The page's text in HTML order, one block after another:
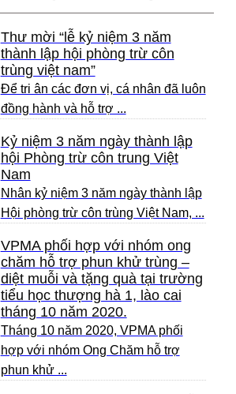
Thư mời “lễ kỷ niệm 3 năm
thành lập hội phòng trừ côn
trùng việt nam”
Để tri ân các đơn vị, cá nhân đã luôn
đồng hành và hỗ trợ ...
Kỷ niệm 3 năm ngày thành lập
hội Phòng trừ côn trung Việt
Nam
Nhân kỷ niệm 3 năm ngày thành lập
Hội phòng trừ côn trùng Việt Nam, ...
VPMA phối hợp với nhóm ong
chăm hỗ trợ phun khử trùng –
diệt muỗi và tặng quà tại trường
tiểu học thượng hà 1, lào cai
tháng 10 năm 2020.
Tháng 10 năm 2020, VPMA phối
hợp với nhóm Ong Chăm hỗ trợ
phun khử ...